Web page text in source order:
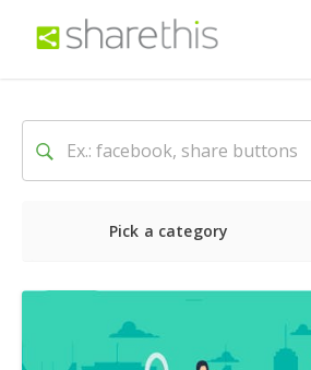
Pick a category
Latest Social